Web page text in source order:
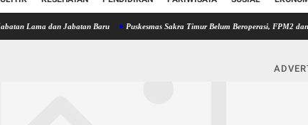
dan Jabatan Baru Puskesmas Sakra Timur Belum Beroperasi, FPM2 dan SBM